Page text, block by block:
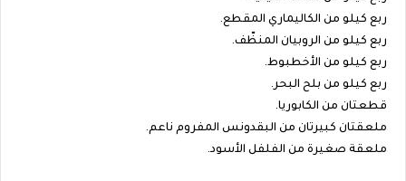
ربع كيلو من الكاليماري المقطع.
ربع كيلو من الروبيان المنظّف.
ربع كيلو من الأخطبوط.
ربع كيلو من بلح البحر.
قطعتان من الكابوريا.
ملعقتان كبيرتان من البقدونس المفروم ناعم.
ملعقة صغيرة من الفلفل الأسود.